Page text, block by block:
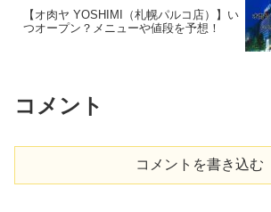
【オ肉ヤ YOSHIMI（札幌パルコ店）】い
つオープン？メニューや値段を予想！
コメント
コメントを書き込む